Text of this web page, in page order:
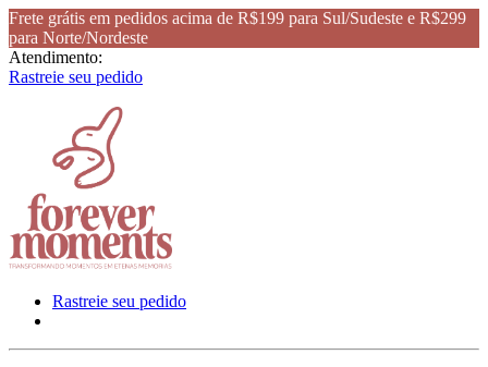
Frete grátis em pedidos acima de R$199 para Sul/Sudeste e R$299
para Norte/Nordeste
Atendimento:
Rastreie seu pedido
Rastreie seu pedido